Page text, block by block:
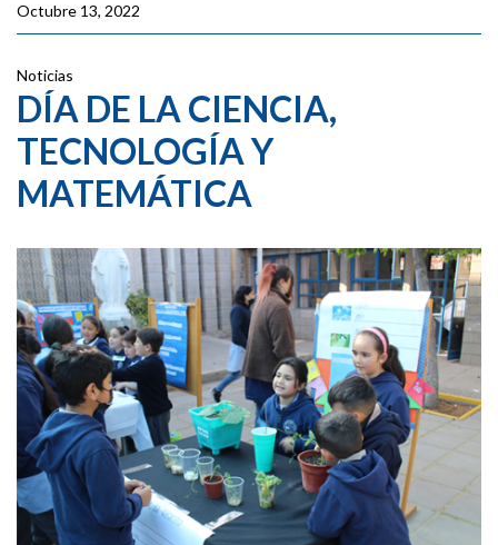
Octubre 13, 2022
Noticias
DÍA DE LA CIENCIA,
TECNOLOGÍA Y
MATEMÁTICA